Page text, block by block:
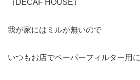
（DECAF HOUSE）
我が家にはミルが無いので
いつもお店でペーパーフィルター用に